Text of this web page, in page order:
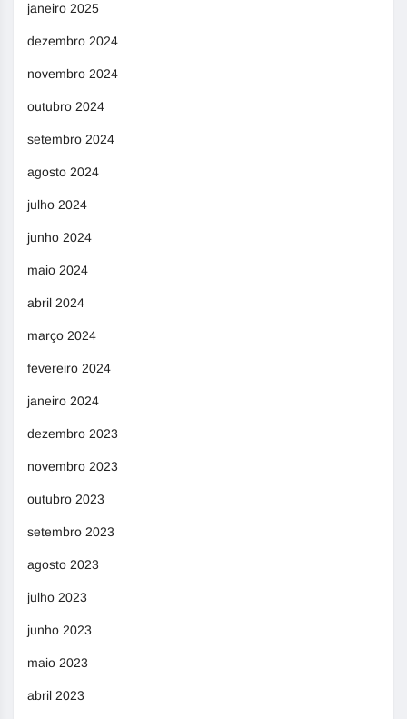
janeiro 2025
dezembro 2024
novembro 2024
outubro 2024
setembro 2024
agosto 2024
julho 2024
junho 2024
maio 2024
abril 2024
março 2024
fevereiro 2024
janeiro 2024
dezembro 2023
novembro 2023
outubro 2023
setembro 2023
agosto 2023
julho 2023
junho 2023
maio 2023
abril 2023